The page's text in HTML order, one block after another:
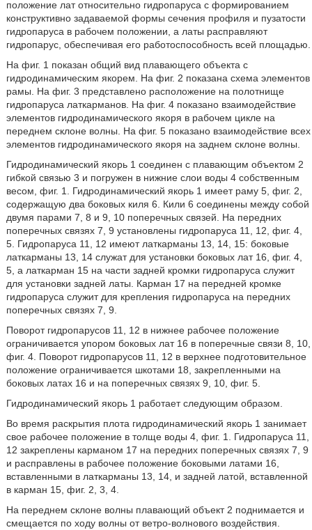
положение лат относительно гидропаруса с формированием
конструктивно задаваемой формы сечения профиля и пузатости
гидропаруса в рабочем положении, а латы расправляют
гидропарус, обеспечивая его работоспособность всей площадью.
На фиг. 1 показан общий вид плавающего объекта с
гидродинамическим якорем. На фиг. 2 показана схема элементов
рамы. На фиг. 3 представлено расположение на полотнище
гидропаруса латкарманов. На фиг. 4 показано взаимодействие
элементов гидродинамического якоря в рабочем цикле на
переднем склоне волны. На фиг. 5 показано взаимодействие всех
элементов гидродинамического якоря на заднем склоне волны.
Гидродинамический якорь 1 соединен с плавающим объектом 2
гибкой связью 3 и погружен в нижние слои воды 4 собственным
весом, фиг. 1. Гидродинамический якорь 1 имеет раму 5, фиг. 2,
содержащую два боковых киля 6. Кили 6 соединены между собой
двумя парами 7, 8 и 9, 10 поперечных связей. На передних
поперечных связях 7, 9 установлены гидропаруса 11, 12, фиг. 4,
5. Гидропаруса 11, 12 имеют латкарманы 13, 14, 15: боковые
латкарманы 13, 14 служат для установки боковых лат 16, фиг. 4,
5, а латкарман 15 на части задней кромки гидропаруса служит
для установки задней латы. Карман 17 на передней кромке
гидропаруса служит для крепления гидропаруса на передних
поперечных связях 7, 9.
Поворот гидропарусов 11, 12 в нижнее рабочее положение
ограничивается упором боковых лат 16 в поперечные связи 8, 10,
фиг. 4. Поворот гидропарусов 11, 12 в верхнее подготовительное
положение ограничивается шкотами 18, закрепленными на
боковых латах 16 и на поперечных связях 9, 10, фиг. 5.
Гидродинамический якорь 1 работает следующим образом.
Во время раскрытия плота гидродинамический якорь 1 занимает
свое рабочее положение в толще воды 4, фиг. 1. Гидропаруса 11,
12 закреплены карманом 17 на передних поперечных связях 7, 9
и расправлены в рабочее положение боковыми латами 16,
вставленными в латкарманы 13, 14, и задней латой, вставленной
в карман 15, фиг. 2, 3, 4.
На переднем склоне волны плавающий объект 2 поднимается и
смещается по ходу волны от ветро-волнового воздействия.